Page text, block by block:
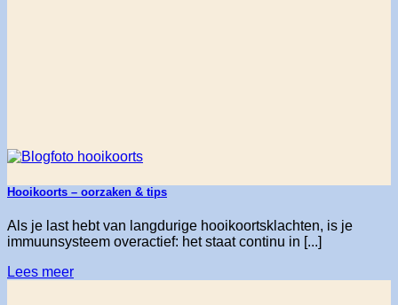
Hooikoorts – oorzaken & tips
Als je last hebt van langdurige hooikoortsklachten, is je
immuunsysteem overactief: het staat continu in [...]
Lees meer